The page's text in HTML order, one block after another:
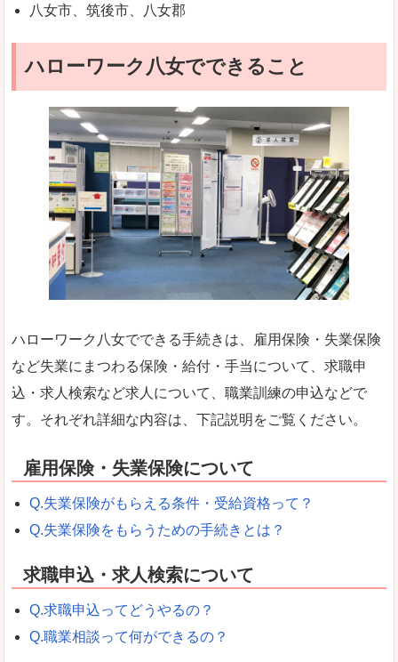
八女市、筑後市、八女郡
ハローワーク八女でできること
ハローワーク八女でできる手続きは、雇用保険・失業保険
など失業にまつわる保険・給付・手当について、求職申
込・求人検索など求人について、職業訓練の申込などで
す。それぞれ詳細な内容は、下記説明をご覧ください。
雇用保険・失業保険について
Q.失業保険がもらえる条件・受給資格って？
Q.失業保険をもらうための手続きとは？
求職申込・求人検索について
Q.求職申込ってどうやるの？
Q.職業相談って何ができるの？